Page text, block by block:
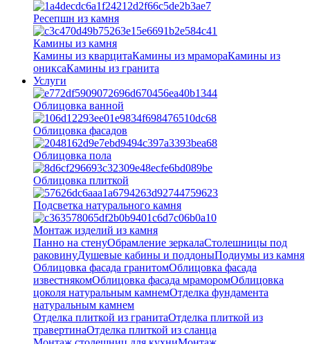
Ресепшн из камня
Камины из камня
Камины из кварцитаКамины из мрамораКамины из
ониксаКамины из гранита
Услуги
Облицовка ванной
Облицовка фасадов
Облицовка пола
Облицовка плиткой
Подсветка натурального камня
Монтаж изделий из камня
Панно на стенуОбрамление зеркалаСтолешницы под
раковинуДушевые кабины и поддоныПодиумы из камня
Облицовка фасада гранитомОблицовка фасада
известнякомОблицовка фасада мраморомОблицовка
цоколя натуральным камнемОтделка фундамента
натуральным камнем
Отделка плиткой из гранитаОтделка плиткой из
травертинаОтделка плиткой из сланца